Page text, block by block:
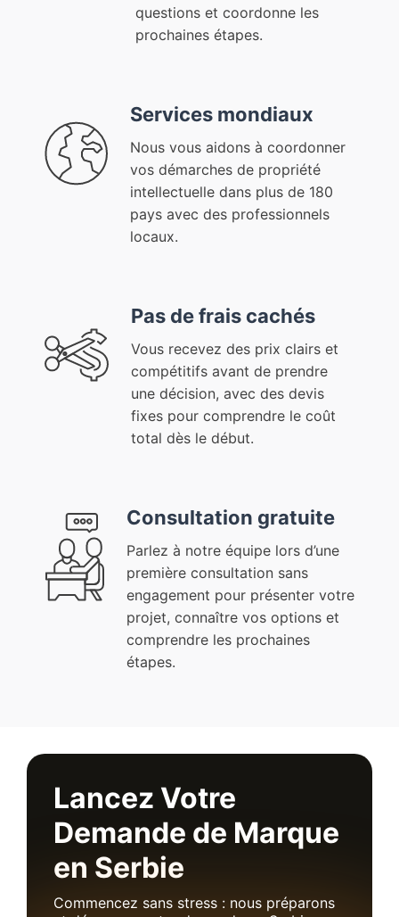
questions et coordonne les
prochaines étapes.
Services mondiaux
Nous vous aidons à coordonner
vos démarches de propriété
intellectuelle dans plus de 180
pays avec des professionnels
locaux.
Pas de frais cachés
Vous recevez des prix clairs et
compétitifs avant de prendre
une décision, avec des devis
fixes pour comprendre le coût
total dès le début.
Consultation gratuite
Parlez à notre équipe lors d’une
première consultation sans
engagement pour présenter votre
projet, connaître vos options et
comprendre les prochaines
étapes.
Lancez Votre
Demande de Marque
en Serbie
Commencez sans stress : nous préparons